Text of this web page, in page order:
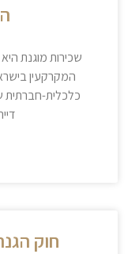
שכירות מוגנת
המקרקעין
כלכלית-חברתית
חוק